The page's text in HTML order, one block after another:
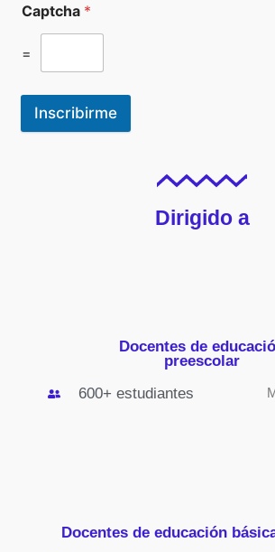
Captcha *
=
Inscribirme
Dirigido a
Docentes de
preescolar
600+ estudiantes
Docentes de educación